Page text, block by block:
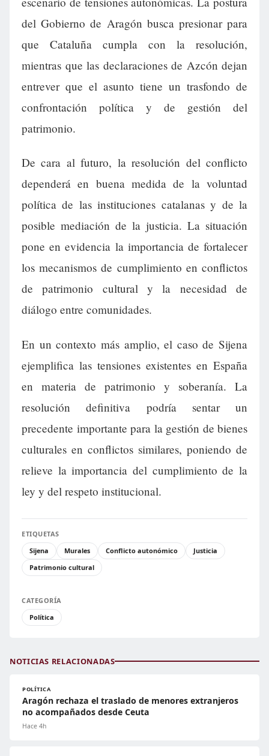
del Gobierno de Aragón busca presionar para
que Cataluña cumpla con la resolución,
mientras que las declaraciones de Azcón dejan
entrever que el asunto tiene un trasfondo de
confrontación política y de gestión del
patrimonio.
De cara al futuro, la resolución del conflicto
dependerá en buena medida de la voluntad
política de las instituciones catalanas y de la
posible mediación de la justicia. La situación
pone en evidencia la importancia de fortalecer
los mecanismos de cumplimiento en conflictos
de patrimonio cultural y la necesidad de
diálogo entre comunidades.
En un contexto más amplio, el caso de Sijena
ejemplifica las tensiones existentes en España
en materia de patrimonio y soberanía. La
resolución definitiva podría sentar un
precedente importante para la gestión de bienes
culturales en conflictos similares, poniendo de
relieve la importancia del cumplimiento de la
ley y del respeto institucional.
ETIQUETAS
Sijena
Murales Conflicto autonómico
Justicia
Patrimonio cultural
CATEGORÍA
Política
NOTICIAS RELACIONADAS
POLÍTICA
Aragón rechaza el traslado de menores extranjeros
no acompañados desde Ceuta
Hace 4h